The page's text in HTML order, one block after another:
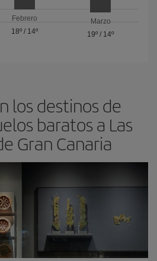
Febrero
18º/ 14º
Marzo
19º / 14º
los destinos de
baratos a Las
Gran Canaria